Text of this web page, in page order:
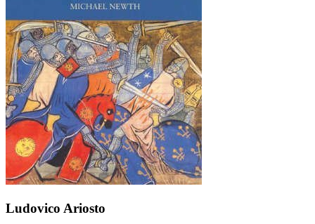
Ludovico Ariosto